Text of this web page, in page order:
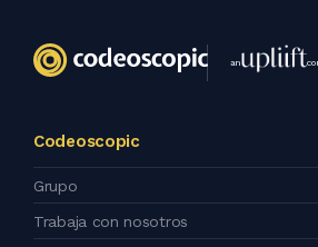
an
Codeoscopic
Grupo
Trabaja con nosotros